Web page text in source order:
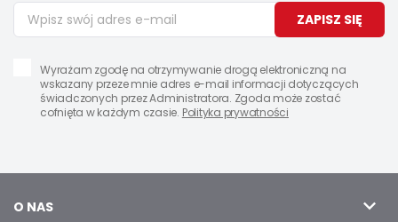
ZAPISZ SIĘ
Wyrażam zgodę na otrzymywanie drogą elektroniczną na
wskazany przeze mnie adres e-mail informacji dotyczących
świadczonych przez Administratora. Zgoda może zostać
cofnięta w każdym czasie. Polityka prywatności
O NAS